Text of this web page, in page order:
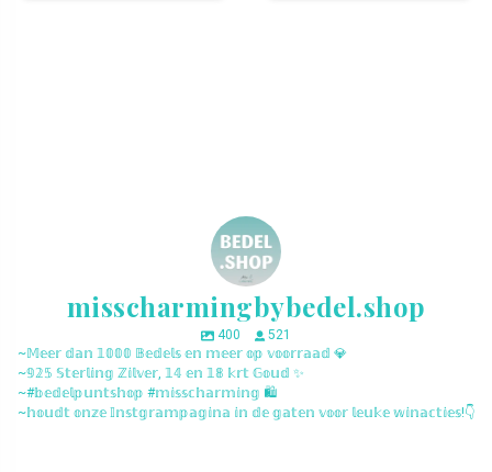
misscharmingbybedel.shop
400
521
~𝕄𝕖𝕖𝕣 𝕕𝕒𝕟 𝟙𝟘𝟘𝟘 𝔹𝕖𝕕𝕖𝕝𝕤 𝕖𝕟 𝕞𝕖𝕖𝕣 𝕠𝕡 𝕧𝕠𝕠𝕣𝕣𝕒𝕒𝕕 💎
~𝟡𝟚𝟝 𝕊𝕥𝕖𝕣𝕝𝕚𝕟𝕘 ℤ𝕚𝕝𝕧𝕖𝕣, 𝟙𝟜 𝕖𝕟 𝟙𝟠 𝕜𝕣𝕥 𝔾𝕠𝕦𝕕 ✨
~#𝕓𝕖𝕕𝕖𝕝𝕡𝕦𝕟𝕥𝕤𝕙𝕠𝕡 #𝕞𝕚𝕤𝕤𝕔𝕙𝕒𝕣𝕞𝕚𝕟𝕘 🛍️
~𝕙𝕠𝕦𝕕𝕥 𝕠𝕟𝕫𝕖 𝕀𝕟𝕤𝕥𝕘𝕣𝕒𝕞𝕡𝕒𝕘𝕚𝕟𝕒 𝕚𝕟 𝕕𝕖 𝕘𝕒𝕥𝕖𝕟 𝕧𝕠𝕠𝕣 𝕝𝕖𝕦𝕜𝕖 𝕨𝕚𝕟𝕒𝕔𝕥𝕚𝕖𝕤!👇